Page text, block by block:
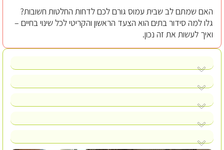
האם שמתם לב שבית עמוס גורם לכם לדחות החלטות חשובות?
גלו למה סידור בתים הוא הצעד הראשון והקריטי לכל שינוי בחיים –
ואיך לעשות את זה נכון.